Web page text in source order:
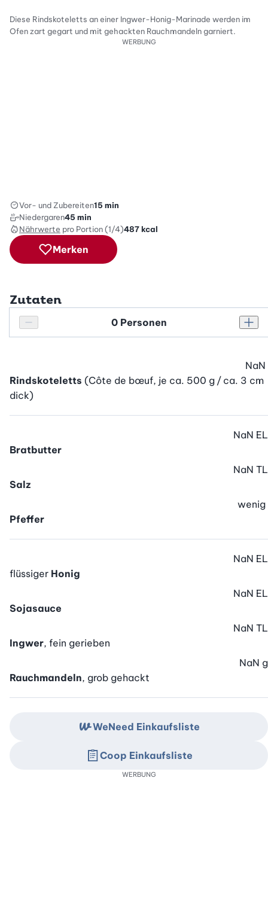
Diese Rindskoteletts an einer Ingwer-Honig-Marinade werden im
Ofen zart gegart und mit gehackten Rauchmandeln garniert.
WERBUNG
Vor- und Zubereiten15 min
Niedergaren45 min
Nährwerte pro Portion (1/4)487kcal
Merken
Zutaten
Personenanzahl verringern
Personenanzahl
Rindskoteletts (Côte de bœuf, je ca. 500 g / ca. 3 cm
dick)
NaN
Bratbutter
NaN EL
Salz
NaN TL
Pfeffer
wenig
flüssiger Honig
NaN EL
Sojasauce
NaN EL
Ingwer, fein gerieben
NaN TL
Rauchmandeln, grob gehackt
NaN g
WeNeed Einkaufsliste
Coop Einkaufsliste
WERBUNG